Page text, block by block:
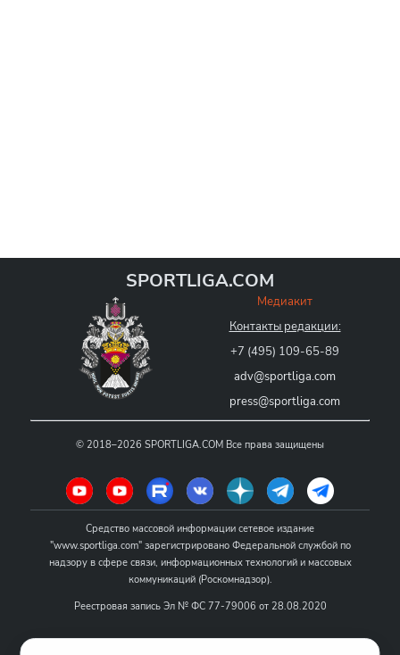
SPORTLIGA.COM
Медиакит
Контакты редакции:
+7 (495) 109-65-89
adv@sportliga.com
press@sportliga.com
© 2018–2026 SPORTLIGA.COM Все права защищены
Средство массовой информации сетевое издание
"www.sportliga.com" зарегистрировано Федеральной службой по
надзору в сфере связи, информационных технологий и массовых
коммуникаций (Роскомнадзор).
Реестровая запись Эл № ФС 77-79006 от 28.08.2020
Название - www.sportliga.com